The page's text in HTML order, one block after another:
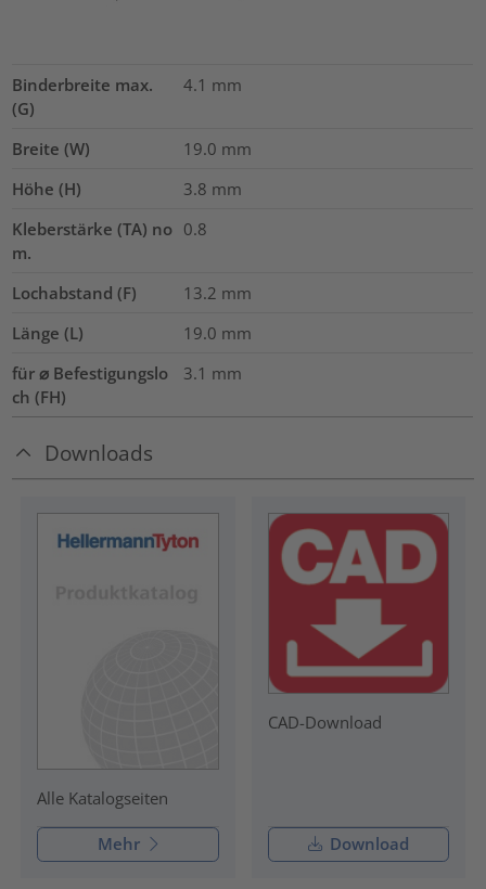
Binderbreite max.
(G)
4.1 mm
Breite (W) 19.0 mm
Höhe (H)
3.8 mm
Kleberstärke (TA) no
m.
0.8
Lochabstand (F) 13.2 mm
Länge (L)
19.0 mm
für ⌀ Befestigungslo
ch (FH)
3.1 mm
Downloads
Alle Katalogseiten
Mehr
CAD-Download
Download